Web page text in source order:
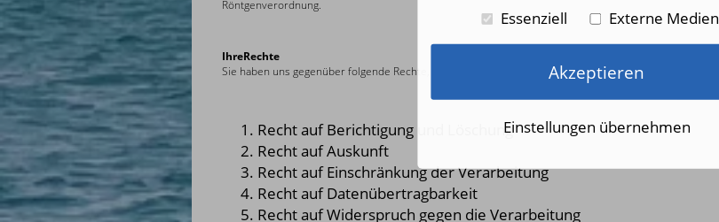
Röntgenverordnung.
IhreRechte
Sie haben uns gegenüber folgende Rechte, hinsichtlich
über Sie gespeicherten Daten:
Recht auf Berichtigung und Löschung
Recht auf Auskunft
Recht auf Einschränkung der Verarbeitung
Recht auf Datenübertragbarkeit
Recht auf Widerspruch gegen die Verarbeitung
Essenziell
Externe Medien
Akzeptieren
Einstellungen übernehmen